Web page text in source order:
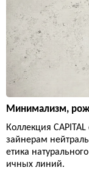
Минимализм,
Коллекция
зайнерам
етика
ичных линий.